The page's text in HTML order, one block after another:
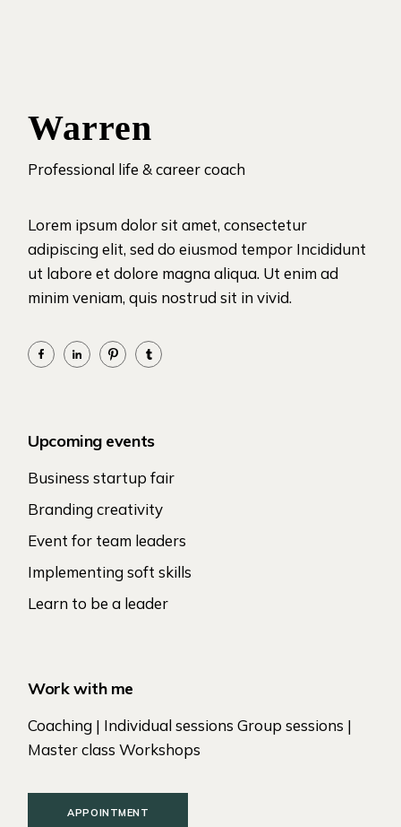
Warren
Professional life & career coach
Lorem ipsum dolor sit amet, consectetur
adipiscing elit, sed do eiusmod tempor Incididunt
ut labore et dolore magna aliqua. Ut enim ad
minim veniam, quis nostrud sit in vivid.
Upcoming events
Business startup fair
Branding creativity
Event for team leaders
Implementing soft skills
Learn to be a leader
Work with me
Coaching | Individual sessions Group sessions |
Master class Workshops
APPOINTMENT